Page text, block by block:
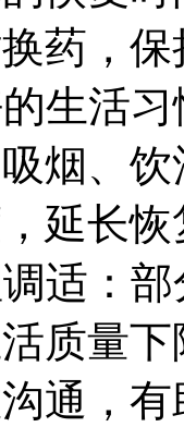
药，
活习
烟、
延长恢
：部
质量
通，